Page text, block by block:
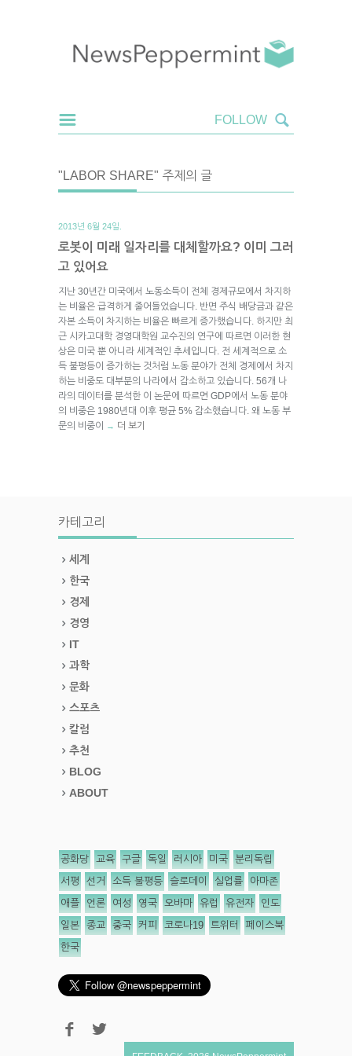
"LABOR SHARE" 주제의 글
2013년 6월 24일.
로봇이 미래 일자리를 대체할까요? 이미 그러
고 있어요
지난 30년간 미국에서 노동소득이 전체 경제규모에서 차지하
는 비율은 급격하게 줄어들었습니다. 반면 주식 배당금과 같은
자본 소득이 차지하는 비율은 빠르게 증가했습니다. 하지만 최
근 시카고대학 경영대학원 교수진의 연구에 따르면 이러한 현
상은 미국 뿐 아니라 세계적인 추세입니다. 전 세계적으로 소
득 불평등이 증가하는 것처럼 노동 분야가 전체 경제에서 차지
하는 비중도 대부분의 나라에서 감소하고 있습니다. 56개 나
라의 데이터를 분석한 이 논문에 따르면 GDP에서 노동 분야
의 비중은 1980년대 이후 평균 5% 감소했습니다. 왜 노동 부
문의 비중이
→ 더 보기
카테고리
세계
한국
경제
경영
IT
과학
문화
스포츠
칼럼
추천
BLOG
ABOUT
공화당 교육 구글 독일 러시아 미국 분리독립
서평 선거 소득 불평등 슬로데이 실업률 아마존
애플 언론 여성 영국 오바마 유럽 유전자 인도
일본 종교 중국 커피 코로나19 트위터 페이스북
한국